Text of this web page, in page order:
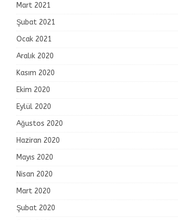
Mart 2021
Şubat 2021
Ocak 2021
Aralık 2020
Kasım 2020
Ekim 2020
Eylül 2020
Ağustos 2020
Haziran 2020
Mayıs 2020
Nisan 2020
Mart 2020
Şubat 2020